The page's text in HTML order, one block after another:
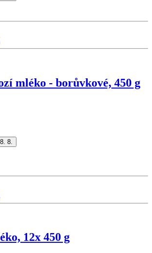
mléko - borůvkové, 450 g
8.
12x 450 g